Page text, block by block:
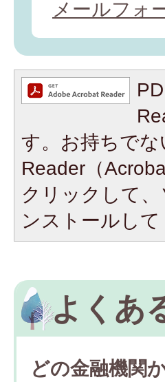
メールフォ
す。お持ちで
Reader（
クリックして
ンストールして
よくあ
どの金融機関